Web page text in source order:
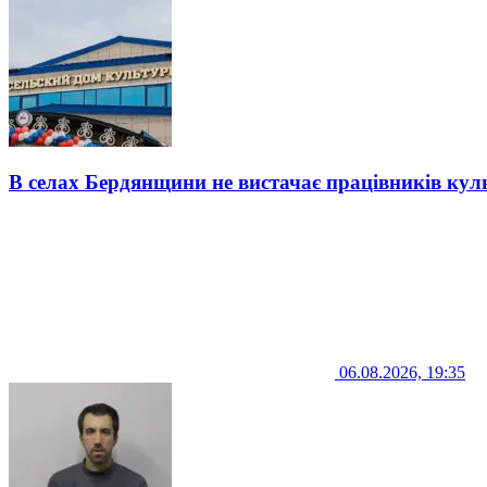
В селах Бердянщини не вистачає працівників
06.08.2026, 19:35